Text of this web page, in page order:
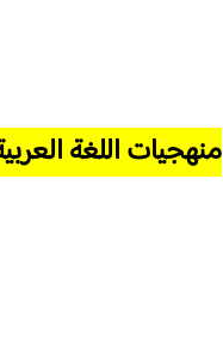
منهجيات اللغة